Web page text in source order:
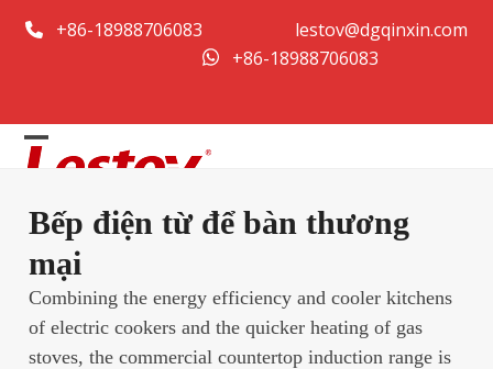
qua
dung
+86-18988706083
lestov@dgqinxin.com
+86-18988706083
Mở
di
động
Đóng
di
động
Bếp điện từ để bàn thương
mại
Combining the energy efficiency and cooler kitchens
of electric cookers and the quicker heating of gas
stoves, the commercial countertop induction range is